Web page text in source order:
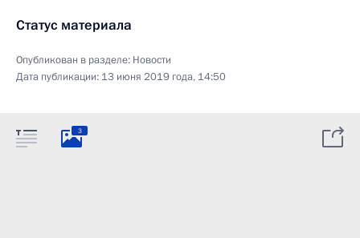
Статус материала
Опубликован в разделе: Новости
Дата публикации: 13 июня 2019 года, 14:50
3